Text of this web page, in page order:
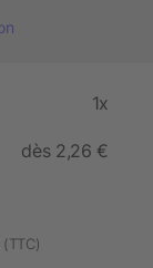
1x
dès 2,26 €